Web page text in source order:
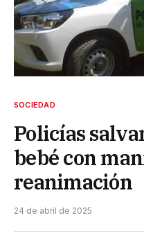
SOCIEDAD
Policías
bebé con
reanimación
24 de abril de 2025